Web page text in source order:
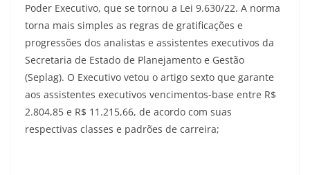
Poder Executivo, que se tornou a Lei 9.630/22. A norma
torna mais simples as regras de gratificações e
progressões dos analistas e assistentes executivos da
Secretaria de Estado de Planejamento e Gestão
(Seplag). O Executivo vetou o artigo sexto que garante
aos assistentes executivos vencimentos-base entre R$
2.804,85 e R$ 11.215,66, de acordo com suas
respectivas classes e padrões de carreira;